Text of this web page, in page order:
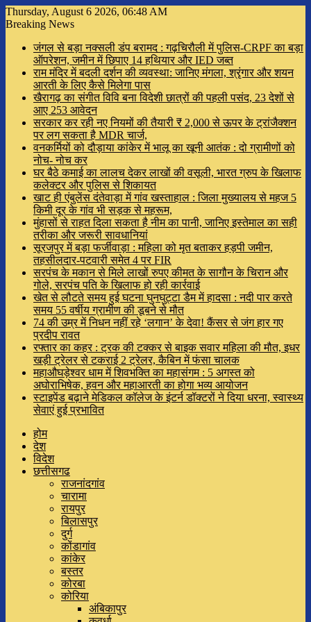
Thursday, August 6 2026, 06:48 AM
Breaking News
जंगल से बड़ा नक्सली डंप बरामद : गढ़चिरौली में पुलिस-CRPF का बड़ा
ऑपरेशन, जमीन में छिपाए 14 हथियार और IED जब्त
राम मंदिर में बदली दर्शन की व्यवस्था: जानिए मंगला, श्रृंगार और शयन
आरती के लिए कैसे मिलेगा पास
खैरागढ़ का संगीत विवि बना विदेशी छात्रों की पहली पसंद, 23 देशों से
आए 253 आवेदन
सरकार कर रही नए नियमों की तैयारी ₹ 2,000 से ऊपर के ट्रांजैक्शन
पर लग सकता है MDR चार्ज,
वनकर्मियों को दौड़ाया कांकेर में भालू का खूनी आतंक : दो ग्रामीणों को
नोच- नोच कर
घर बैठे कमाई का लालच देकर लाखों की वसूली, भारत ग्रुप के खिलाफ
कलेक्टर और पुलिस से शिकायत
खाट ही एंबुलेंस दंतेवाड़ा में गांव खस्ताहाल : जिला मुख्यालय से महज 5
किमी दूर के गांव भी सड़क से महरूम,
मुंहासों से राहत दिला सकता है नीम का पानी, जानिए इस्तेमाल का सही
तरीका और जरूरी सावधानियां
सूरजपुर में बड़ा फर्जीवाड़ा : महिला को मृत बताकर हड़पी जमीन,
तहसीलदार-पटवारी समेत 4 पर FIR
सरपंच के मकान से मिले लाखों रुपए कीमत के सागौन के चिरान और
गोले, सरपंच पति के खिलाफ हो रही कार्रवाई
खेत से लौटते समय हुई घटना घुनघुट्टा डैम में हादसा : नदी पार करते
समय 55 वर्षीय ग्रामीण की डूबने से मौत
74 की उम्र में निधन नहीं रहे ‘लगान’ के देवा! कैंसर से जंग हार गए
प्रदीप रावत
रफ्तार का कहर : ट्रक की टक्कर से बाइक सवार महिला की मौत, इधर
खड़ी ट्रेलर से टकराई 2 ट्रेलर, कैबिन में फंसा चालक
महाऔघड़ेश्वर धाम में शिवभक्ति का महासंगम : 5 अगस्त को
अघोराभिषेक, हवन और महाआरती का होगा भव्य आयोजन
स्टाइपेंड बढ़ाने मेडिकल कॉलेज के इंटर्न डॉक्टरों ने दिया धरना, स्वास्थ्य
सेवाएं हुई प्रभावित
होम
देश
विदेश
छत्तीसगढ
राजनांदगांव
चारामा
रायपुर
बिलासपुर
दुर्ग
कोंडागांव
कांकेर
बस्तर
कोरबा
कोरिया
अंबिकापुर